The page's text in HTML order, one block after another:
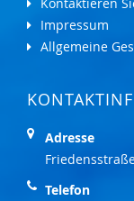
Impressum
Allgemeine
Adresse
Telefon